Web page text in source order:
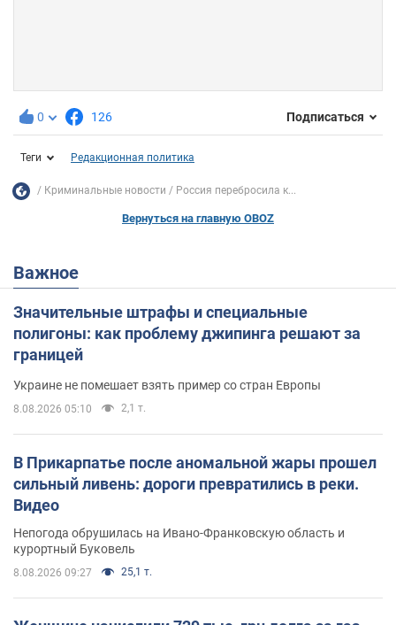
0 126 Подписаться
Теги Редакционная политика
Криминальные новости Россия перебросила к...
Вернуться на главную OBOZ
Важное
Значительные штрафы и специальные
полигоны: как проблему джипинга решают за
границей
Украине не помешает взять пример со стран Европы
8.08.2026 05:10 2,1 т.
В Прикарпатье после аномальной жары прошел
сильный ливень: дороги превратились в реки.
Видео
Непогода обрушилась на Ивано-Франковскую область и
курортный Буковель
8.08.2026 09:27 25,1 т.